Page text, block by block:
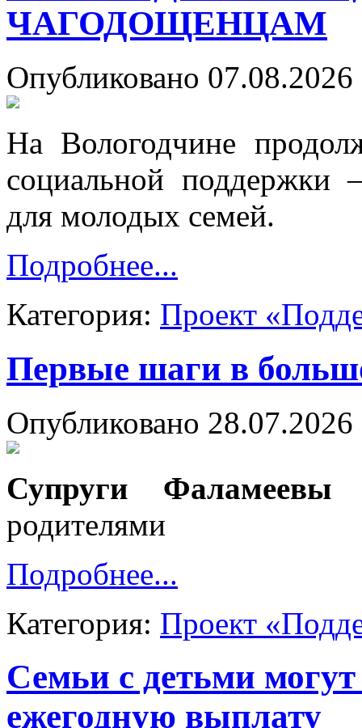
ЧАГОДОЩЕНЦАМ
Опубликовано
На Вологодчине
социальной
для молодых семей.
Подробнее...
Категория: Проект
Первые шаги в
Опубликовано
Супруги Фаламеевы
родителями
Подробнее...
Категория: Проект
Семьи с детьми
ежегодную выплату